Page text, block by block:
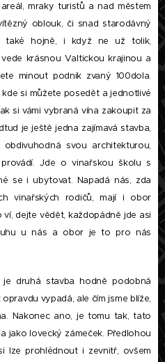
mraky turistů a nad městem
oblouk, či snad starodávný
také hojně, i když ne už tolik,
krásnou Valtickou krajinou a
minout podnik zvaný 100dola.
si můžete posedět a jednotlivé
si vámi vybraná vína zakoupit za
je ještě jedna zajímavá stavba,
svou architekturou,
Jde o vinařskou školu s
se i ubytovat. Napadá nás, zda
vinařských rodičů, mají i obor
dejte vědět, každopádně jde asi
u nás a obor je to pro nás
druhá stavba hodně podobná
vypadá, ale čím jsme blíže,
Nakonec ano, je tomu tak, tato
jako lovecký zámeček. Předlohou
lze prohlédnout i zevnitř, ovšem